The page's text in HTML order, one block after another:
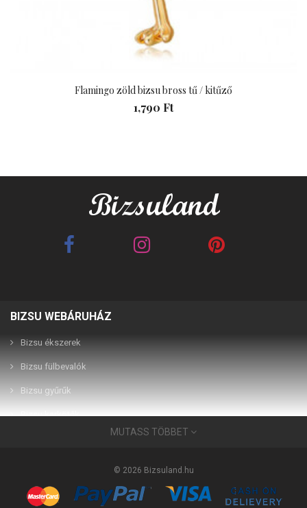
Flamingo zöld bizsu bross tű / kitűző
1,790 Ft
Best Friends barna 2in1
2,990 Ft
BIZSU WEBÁRUHÁZ
Bizsu ékszerek
Bizsu fülbevalók
Bizsu gyűrűk
Bizsu karkötők
MUTASS TÖBBET
© 2026 Bizsuland.hu